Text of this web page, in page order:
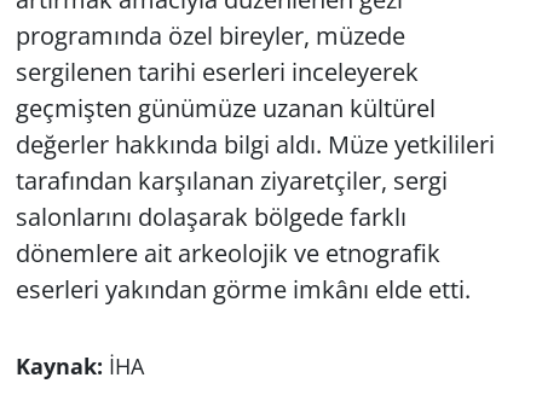
programında özel bireyler, müzede
sergilenen tarihi eserleri inceleyerek
geçmişten günümüze uzanan kültürel
değerler hakkında bilgi aldı. Müze yetkilileri
tarafından karşılanan ziyaretçiler, sergi
salonlarını dolaşarak bölgede farklı
dönemlere ait arkeolojik ve etnografik
eserleri yakından görme imkânı elde etti.
Kaynak: İHA